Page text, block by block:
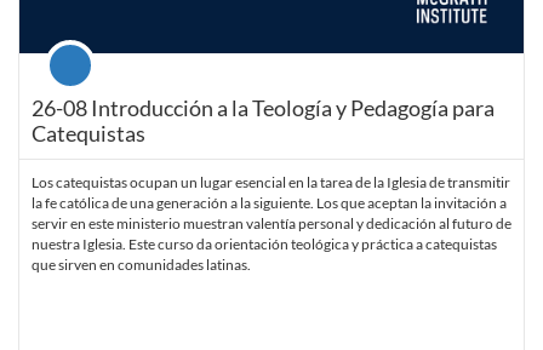
26-08 Introducción a la Teología y Pedagogía para
Catequistas
Course
Los catequistas ocupan un lugar esencial en la tarea de la Iglesia de transmitir
la fe católica de una generación a la siguiente. Los que aceptan la invitación a
servir en este ministerio muestran valentía personal y dedicación al futuro de
nuestra Iglesia. Este curso da orientación teológica y práctica a catequistas
que sirven en comunidades latinas.